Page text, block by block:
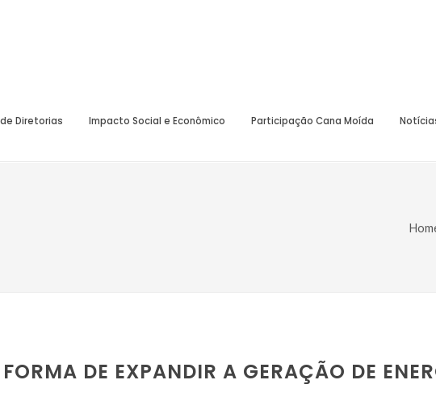
Diretorias Impacto Social e Econômico Participação Cana Moída
DE EXPANDIR A GERAÇÃO DE